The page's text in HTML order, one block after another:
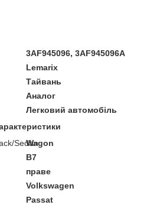
3AF945096, 3AF945096A
Lemarix
Тайвань
Аналог
Легковий автомобіль
SedanWagon
B7
праве
Volkswagen
Passat